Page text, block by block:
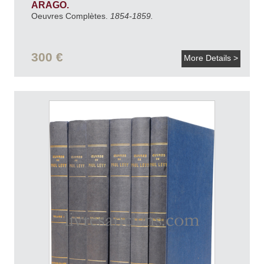
ARAGO.
Oeuvres Complètes. 1854-1859.
300 € More Details >